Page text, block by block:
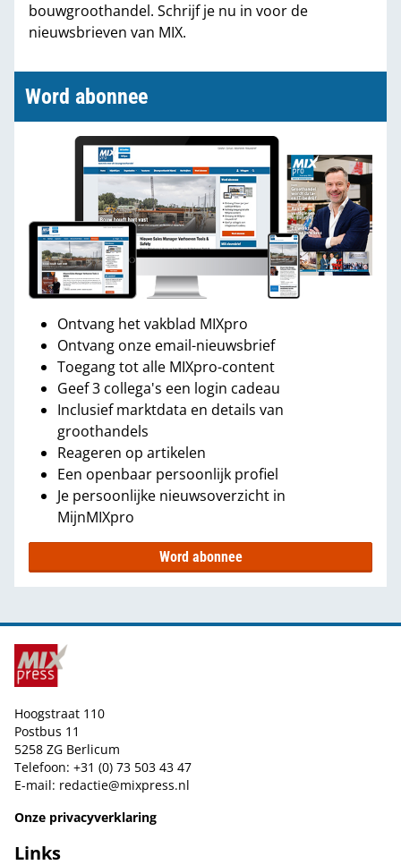
bouwgroothandel. Schrijf je nu in voor de
nieuwsbrieven van MIX.
Word abonnee
Ontvang het vakblad MIXpro
Ontvang onze email-nieuwsbrief
Toegang tot alle MIXpro-content
Geef 3 collega's een login cadeau
Inclusief marktdata en details van
groothandels
Reageren op artikelen
Een openbaar persoonlijk profiel
Je persoonlijke nieuwsoverzicht in
MijnMIXpro
Word abonnee
Hoogstraat 110
Postbus 11
5258 ZG Berlicum
Telefoon: +31 (0) 73 503 43 47
E-mail: redactie@mixpress.nl
Onze privacyverklaring
Links